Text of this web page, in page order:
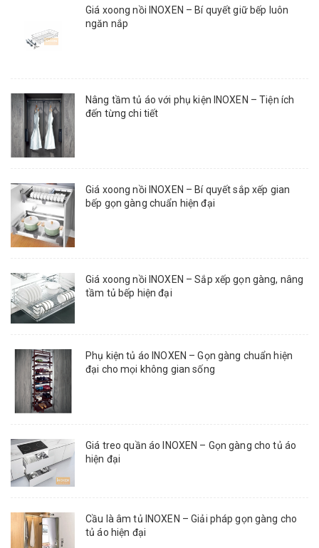
Giá xoong nồi INOXEN – Bí quyết giữ bếp luôn
ngăn nắp
Nâng tầm tủ áo với phụ kiện INOXEN – Tiện ích
đến từng chi tiết
Giá xoong nồi INOXEN – Bí quyết sắp xếp gian
bếp gọn gàng chuẩn hiện đại
Giá xoong nồi INOXEN – Sắp xếp gọn gàng, nâng
tầm tủ bếp hiện đại
Phụ kiện tủ áo INOXEN – Gọn gàng chuẩn hiện
đại cho mọi không gian sống
Giá treo quần áo INOXEN – Gọn gàng cho tủ áo
hiện đại
Cầu là âm tủ INOXEN – Giải pháp gọn gàng cho
tủ áo hiện đại